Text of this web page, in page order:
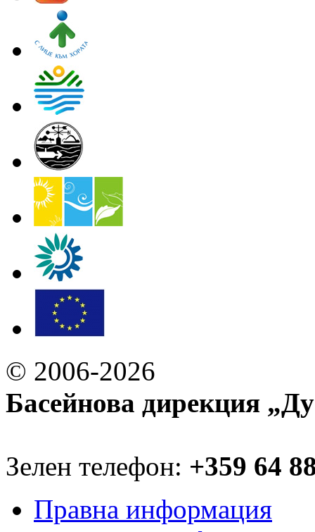
© 2006-2026
Басейнова дирекция
Зелен телефон: +359 64
Правна информация